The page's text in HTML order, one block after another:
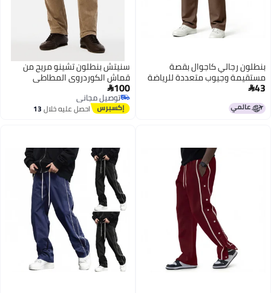
بنطلون رجالي كاجوال بقصة
مستقيمة وجيوب متعددة للرياضة
والأنشطة الخارجية
43
سنيتش بنطلون تشينو مريح من
قماش الكوردروي المطاطي
100
توصيل مجاني
توصيل مجانياحصل عليه خلال13